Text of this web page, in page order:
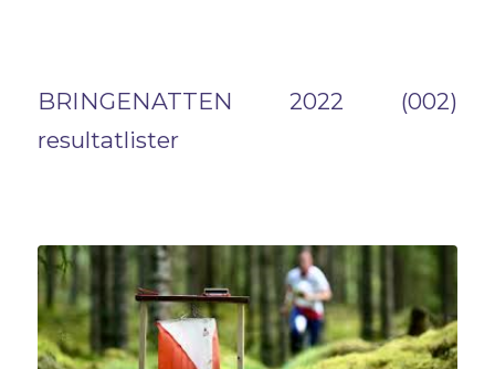
BRINGENATTEN 2022 (002)
resultatlister